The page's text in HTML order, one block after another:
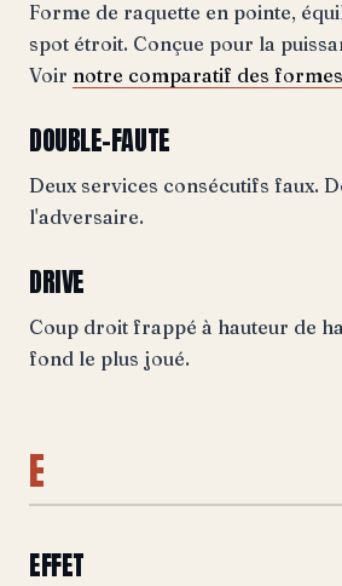
Forme de raquette en pointe,
spot étroit. Conçue pour la
Voir notre comparatif des formes
DOUBLE-FAUTE
Deux services consécutifs faux.
l'adversaire.
DRIVE
Coup droit frappé à hauteur de
fond le plus joué.
E
EFFET